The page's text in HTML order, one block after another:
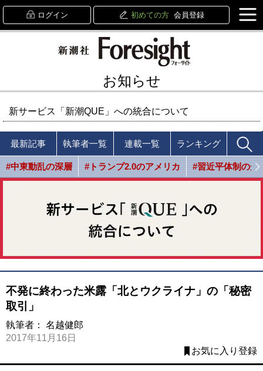
ログイン 初めての方 会員登録
お知らせ
新サービス「新潮QUE」への統合について
最新記事 執筆者一覧 連載一覧 ランキング
#中東動乱の深層 #トランプ2.0のアメリカ #習近平体制の光
不発に終わった米露「北とウクライナ」の「秘密
取引」
執筆者： 名越健郎
2017年11月16日
お気に入り登録